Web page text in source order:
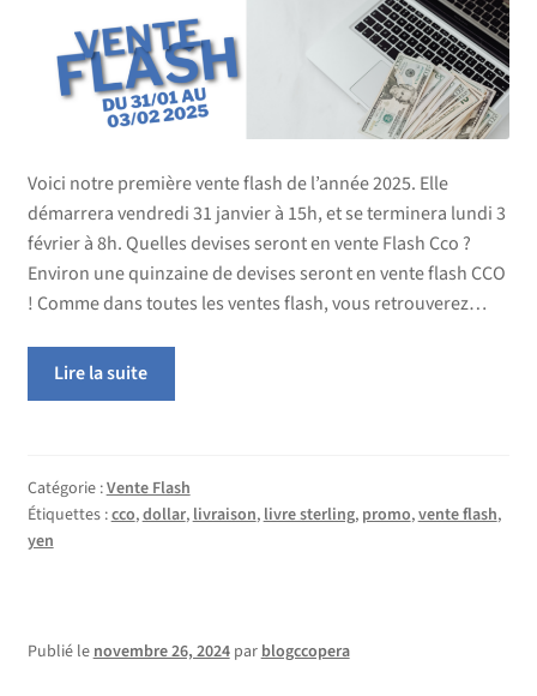
Voici notre première vente flash de l’année 2025. Elle
démarrera vendredi 31 janvier à 15h, et se terminera lundi 3
février à 8h. Quelles devises seront en vente Flash Cco ?
Environ une quinzaine de devises seront en vente flash CCO
! Comme dans toutes les ventes flash, vous retrouverez…
Lire la suite
Catégorie :Vente Flash
Étiquettes :cco,dollar,livraison,livre sterling, promo,vente flash,
yen
Publié le novembre 26, 2024 par blogccopera